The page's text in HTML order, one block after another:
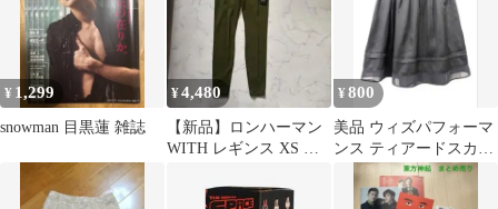
¥ 1,299
snowman 目黒蓮 雑誌
¥4,480
【新品】ロンハーマン
WITH レギンス XS オ
¥800
美品 ウィズパフォーマ
ンス ティアードスカー
ト プリーツ 黒 7号 S 冠
婚葬祭